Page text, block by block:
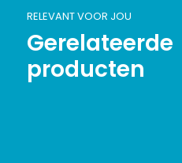
RELEVANT VOOR JOU
Gerelateerde
producten